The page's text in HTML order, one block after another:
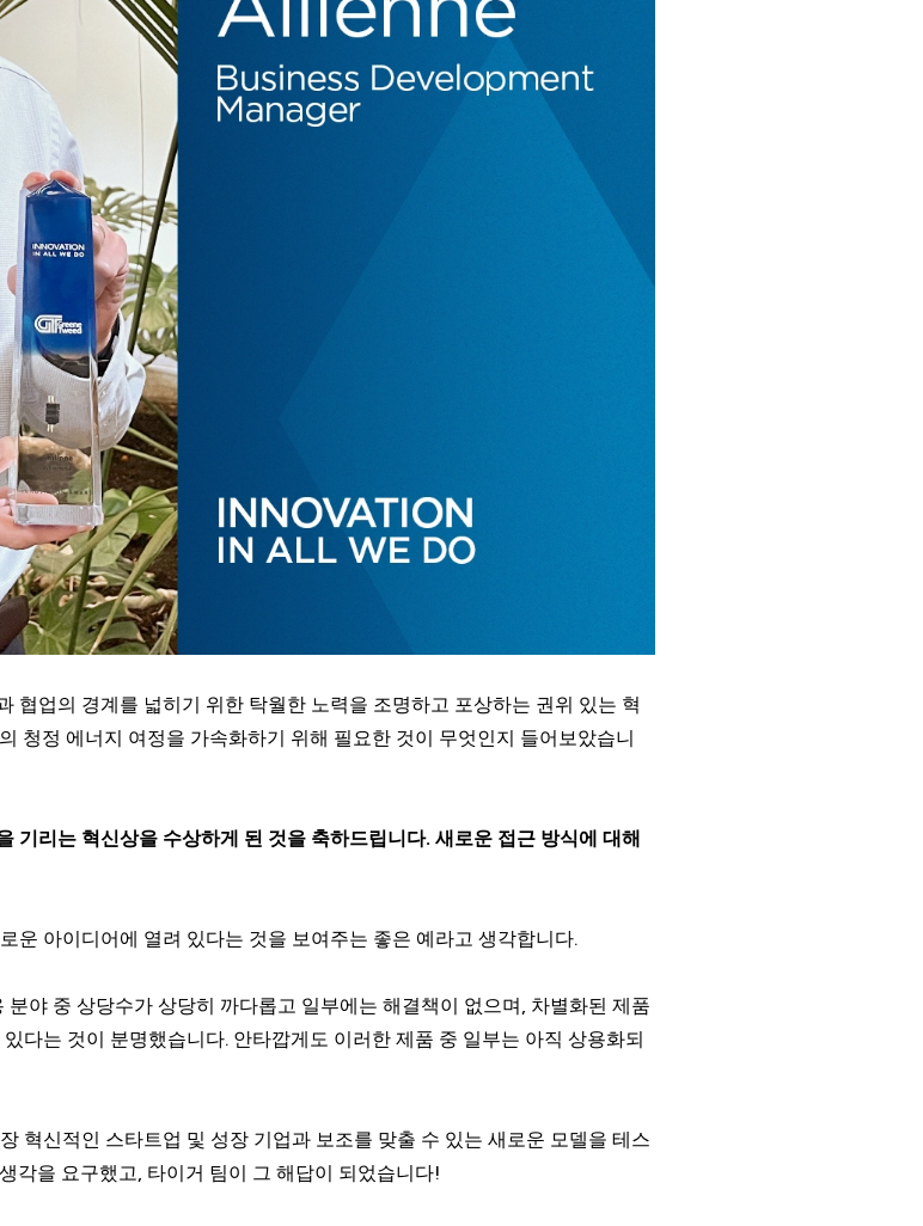
협업의 경계를 넓히기 위한 탁월한 노력을 조명하고 포상하는 권위 있는 혁
청정 에너지 여정을 가속화하기 위해 필요한 것이 무엇인지 들어보았습니
기리는 혁신상을 수상하게 된 것을 축하드립니다. 새로운 접근 방식에 대해
운 아이디어에 열려 있다는 것을 보여주는 좋은 예라고 생각합니다.
야 중 상당수가 상당히 까다롭고 일부에는 해결책이 없으며, 차별화된 제품
다는 것이 분명했습니다. 안타깝게도 이러한 제품 중 일부는 아직 상용화되
혁신적인 스타트업 및 성장 기업과 보조를 맞출 수 있는 새로운 모델을 테스
각을 요구했고, 타이거 팀이 그 해답이 되었습니다!